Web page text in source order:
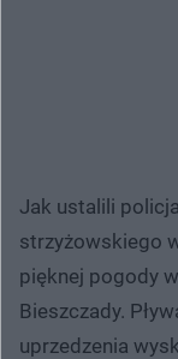
Jak ustalili
strzyżowskiego
pięknej pogody
Bieszczady.
uprzedzenia